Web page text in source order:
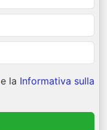
e la Informativa sulla